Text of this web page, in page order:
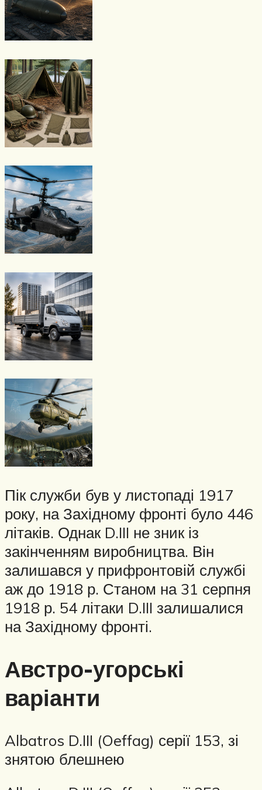
Пік служби був у листопаді 1917
року, на Західному фронті було 446
літаків. Однак D.III не зник із
закінченням виробництва. Він
залишався у прифронтовій службі
аж до 1918 р. Станом на 31 серпня
1918 р. 54 літаки D.III залишалися
на Західному фронті.
Австро-угорські
варіанти
Albatros D.III (Oeffag) серії 153, зі
знятою блешнею